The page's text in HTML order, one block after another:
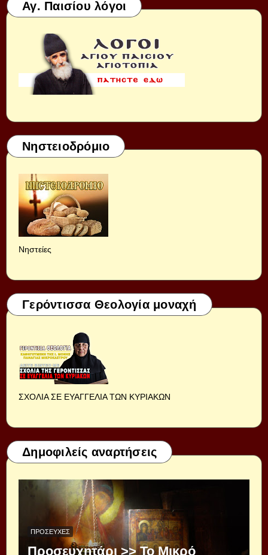
Αγ. Παισίου λόγοι
Νηστειοδρόμιο
Νηστείες
Γερόντισσα Θεολογία μοναχή
ΣΧΟΛΙΑ ΣΕ ΕΥΑΓΓΕΛΙΑ ΤΩΝ ΚΥΡΙΑΚΩΝ
Δημοφιλείς αναρτήσεις
ΠΡΟΣΕΥΧΈΣ
Προσευχητάρι >> Το Μικρό